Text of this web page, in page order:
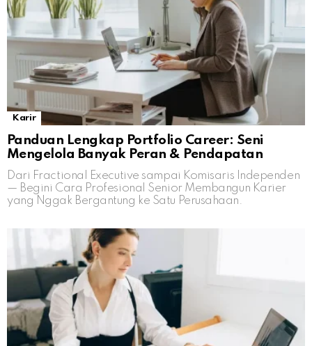
Karir
Panduan Lengkap Portfolio Career: Seni
Mengelola Banyak Peran & Pendapatan
Dari Fractional Executive sampai Komisaris Independen
— Begini Cara Profesional Senior Membangun Karier
yang Nggak Bergantung ke Satu Perusahaan.